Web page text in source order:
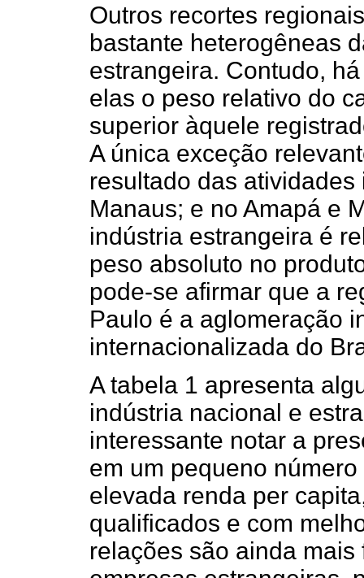
Outros recortes
bastante heterogêneas
estrangeira. Contudo,
elas o peso relativo do
superior àquele
A única exceção
resultado das
Manaus; e no Amapá e
indústria estrangeira é
peso absoluto no
pode-se afirmar que a
Paulo é a aglomeração
internacionalizada do
A tabela 1 apresenta
indústria nacional e
interessante notar a
em um pequeno
elevada renda per
qualificados e com
relações são ainda